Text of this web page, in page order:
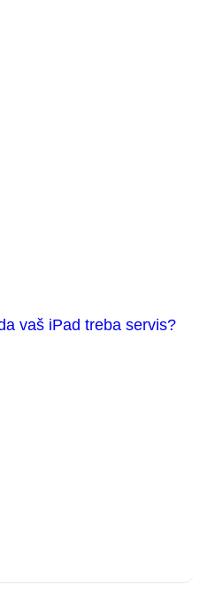
vaš iPad treba servis?